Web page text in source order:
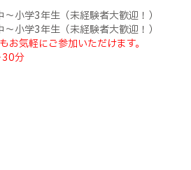
小学3年生（未経験者大歓迎！）
小学3年生（未経験者大歓迎！）
気軽にご参加いただけます。
分